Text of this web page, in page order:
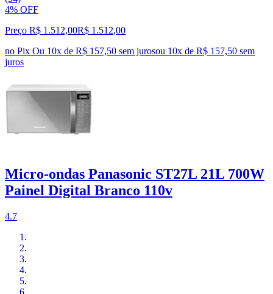
4% OFF
Preço R$ 1.512,00R$ 1.512,00
no Pix Ou 10x de R$ 157,50 sem jurosou 10x de R$ 157,50 sem
juros
Micro-ondas Panasonic ST27L 21L 700W
Painel Digital Branco 110v
4.7